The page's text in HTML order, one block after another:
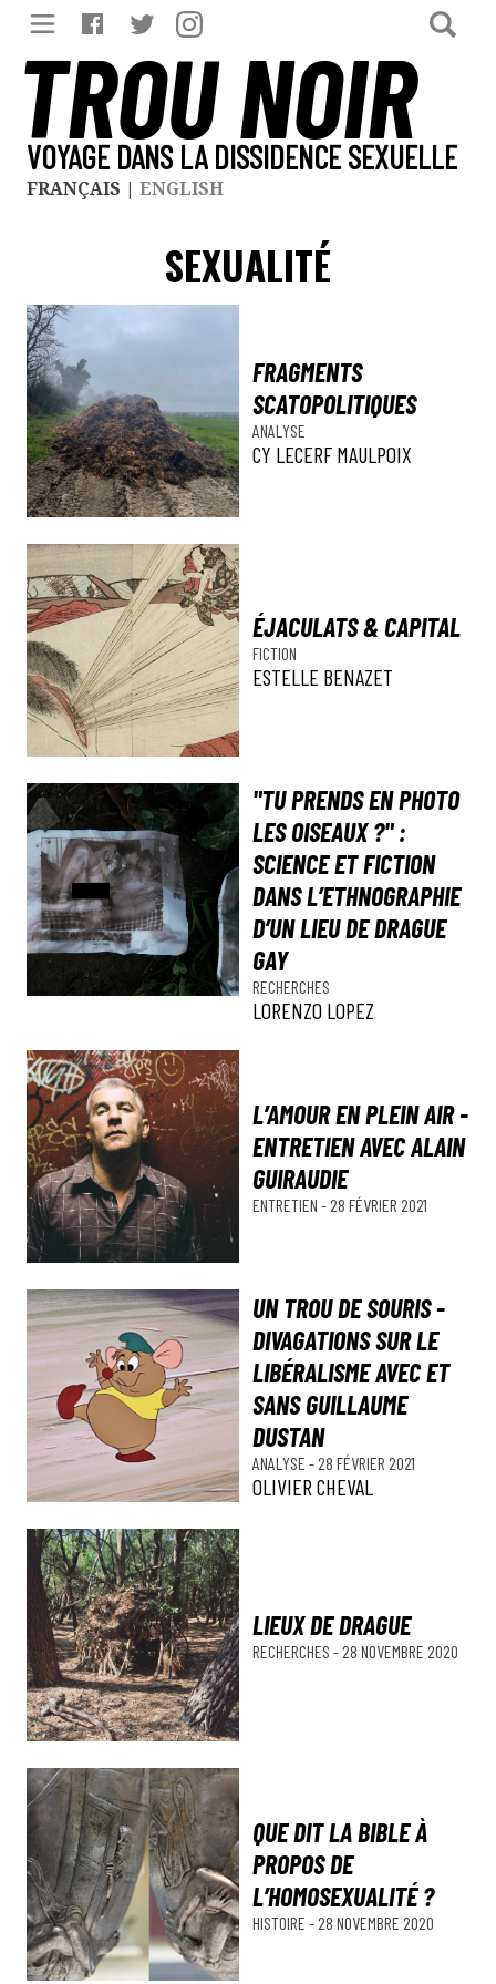
TROU NOIR
VOYAGE DANS LA DISSIDENCE SEXUELLE
FRANÇAIS | ENGLISH
SEXUALITÉ
FRAGMENTS
SCATOPOLITIQUES
ANALYSE
CY LECERF MAULPOIX
ÉJACULATS & CAPITAL
FICTION
ESTELLE BENAZET
"TU PRENDS EN PHOTO
LES OISEAUX ?" :
SCIENCE ET FICTION
DANS L’ETHNOGRAPHIE
D’UN LIEU DE DRAGUE
GAY
RECHERCHES
LORENZO LOPEZ
L’AMOUR EN PLEIN AIR -
ENTRETIEN AVEC ALAIN
GUIRAUDIE
ENTRETIEN - 28 FÉVRIER 2021
UN TROU DE SOURIS -
DIVAGATIONS SUR LE
LIBÉRALISME AVEC ET
SANS GUILLAUME
DUSTAN
ANALYSE - 28 FÉVRIER 2021
OLIVIER CHEVAL
LIEUX DE DRAGUE
RECHERCHES - 28 NOVEMBRE 2020
QUE DIT LA BIBLE À
PROPOS DE
L’HOMOSEXUALITÉ ?
HISTOIRE - 28 NOVEMBRE 2020